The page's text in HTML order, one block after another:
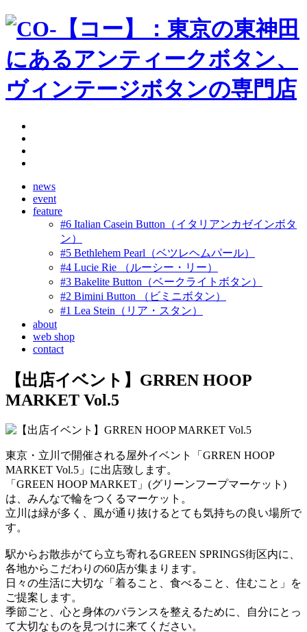
news
event
feature
#6 Italian Casein Button（イタリアンカゼインボタ
ン）
#5 Bethlehem Pearl（ベツレヘムパール）
#4 Lucie Rie （ルーシー・リー）
#3 Bakelite Button（ベークライトボタン）
#2 Bimini Button （ビミニボタン）
#1 Lea Stein（リア・スタン）
about
web shop
contact
【出店イベント】GRREN HOOP
MARKET Vol.5
東京・立川で開催される屋外イベント「GRREN HOOP
MARKET Vol.5」に出店致します。
「GREEN HOOP MARKET」(グリーンフープマーケット)
は、みんなで輪をつくるマーケット。
立川は緑が多く、風が通り抜けるとても気持ちの良い場所で
す。
駅からお散歩がてら立ち寄れるGREEN SPRINGS街区内に、
各地からこだわりの60店が集まります。
日々の生活に大切な「着ること、食べること、住むこと」を
ご提案します。
季節ごと、心と身体のバランスを整えるために、自分にとっ
て大切なものを見つけに来てください。